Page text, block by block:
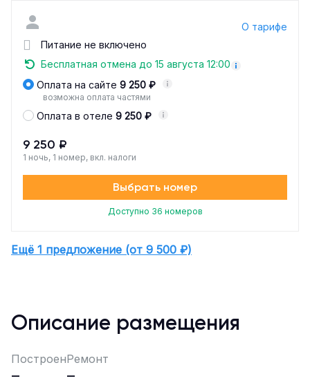
О тарифе
Питание не включено
Бесплатная отмена до 15 августа 12:00
Оплата на сайте 9 250 ₽
возможна оплата частями
Оплата в отеле 9 250 ₽
9 250 ₽
1 ночь, 1 номер, вкл. налоги
Выбрать номер
Доступно 36 номеров
Ещё 1 предложение (от 9 500 ₽)
Описание размещения
Построен
—
Ремонт
—